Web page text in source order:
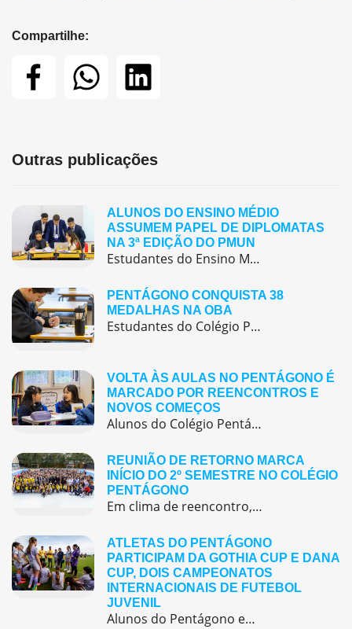
Compartilhe:
Outras publicações
ALUNOS DO ENSINO MÉDIO
ASSUMEM PAPEL DE DIPLOMATAS
NA 3ª EDIÇÃO DO PMUN
Estudantes do Ensino Médio do Colégio Pentágono protagonizaram uma simulação da ONU, defendendo posições de países em comitês temáticos e vivenciando, na prática, negociações diplomáticas multilíngues.
PENTÁGONO CONQUISTA 38
MEDALHAS NA OBA
Estudantes do Colégio Pentágono conquistam excelente resultado na Olimpíada Brasileira de Astronomia e Astronáutica (OBA) 2025, somando 38 medalhas.
VOLTA ÀS AULAS NO PENTÁGONO É
MARCADO POR REENCONTROS E
NOVOS COMEÇOS
Alunos do Colégio Pentágono retornaram às aulas trazendo o entusiasmo dos reencontros e o desejo de seguir aprendendo com significado.
REUNIÃO DE RETORNO MARCA
INÍCIO DO 2º SEMESTRE NO COLÉGIO
PENTÁGONO
Em clima de reencontro, a equipe pedagógica participou da abertura do semestre letivo com treinamentos e simulação de emergência
ATLETAS DO PENTÁGONO
PARTICIPAM DA GOTHIA CUP E DANA
CUP, DOIS CAMPEONATOS
INTERNACIONAIS DE FUTEBOL
JUVENIL
Alunos do Pentágono embarcaram para a Europa, onde participaram de duas das maiores competições internacionais de futebol juvenil